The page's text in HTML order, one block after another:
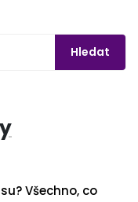
Všechno, co